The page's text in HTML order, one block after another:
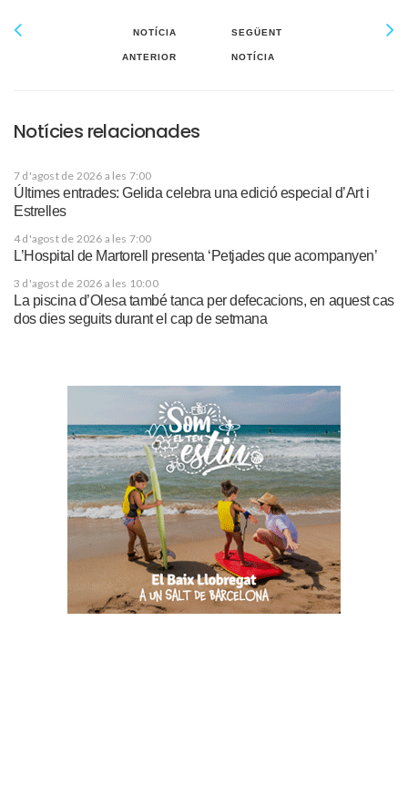
NOTÍCIA
ANTERIOR
SEGÜENT
NOTÍCIA
Notícies relacionades
7 d'agost de 2026 a les 7:00
Últimes entrades: Gelida celebra una edició especial d’Art i
Estrelles
4 d'agost de 2026 a les 7:00
L’Hospital de Martorell presenta ‘Petjades que acompanyen’
3 d'agost de 2026 a les 10:00
La piscina d’Olesa també tanca per defecacions, en aquest cas
dos dies seguits durant el cap de setmana